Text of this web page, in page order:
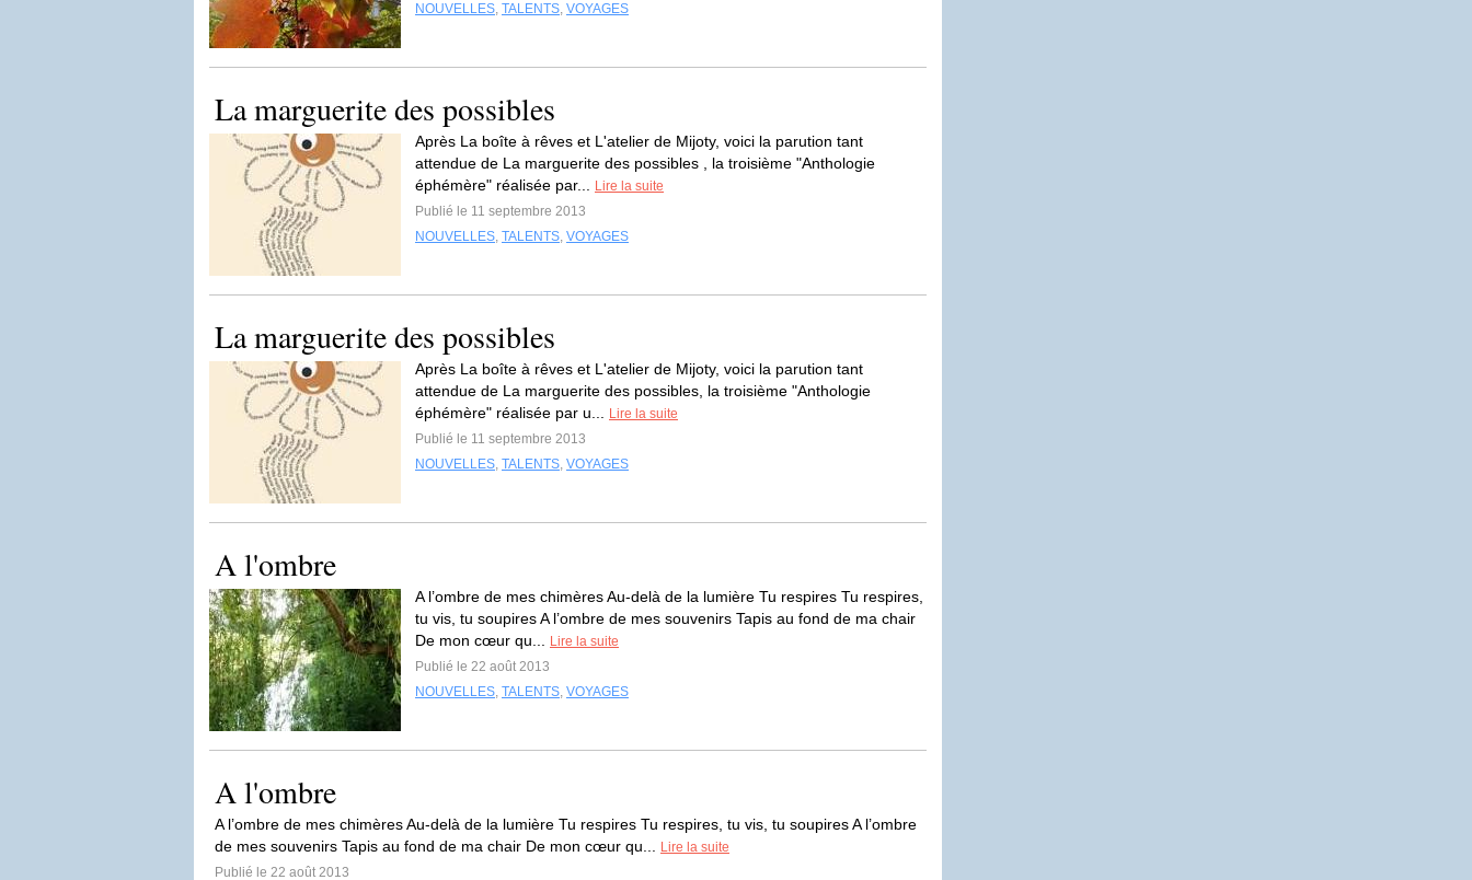
NOUVELLES, TALENTS, VOYAGES
La marguerite des possibles
Après La boîte à rêves et L'atelier de Mijoty, voici la parution tant
attendue de La marguerite des possibles , la troisième "Anthologie
éphémère" réalisée par...
Lire la suite
Publié le 11 septembre 2013
NOUVELLES, TALENTS, VOYAGES
La marguerite des possibles
Après La boîte à rêves et L'atelier de Mijoty, voici la parution tant
attendue de La marguerite des possibles, la troisième "Anthologie
éphémère" réalisée par u...
Lire la suite
Publié le 11 septembre 2013
NOUVELLES, TALENTS, VOYAGES
A l'ombre
A l’ombre de mes chimères Au-delà de la lumière Tu respires Tu respires,
tu vis, tu soupires A l’ombre de mes souvenirs Tapis au fond de ma chair
De mon cœur qu...
Lire la suite
Publié le 22 août 2013
NOUVELLES, TALENTS, VOYAGES
A l'ombre
A l’ombre de mes chimères Au-delà de la lumière Tu respires Tu respires, tu vis, tu soupires A l’ombre
de mes souvenirs Tapis au fond de ma chair De mon cœur qu...
Lire la suite
Publié le 22 août 2013